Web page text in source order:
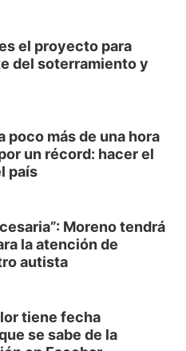
el proyecto para
del soterramiento y
poco más de una hora
un récord: hacer el
país
Moreno tendrá
la atención de
autista
tiene fecha
se sabe de la